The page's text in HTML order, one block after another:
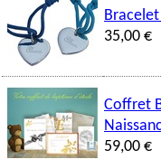
35,00 €
Coffret
59,00 €